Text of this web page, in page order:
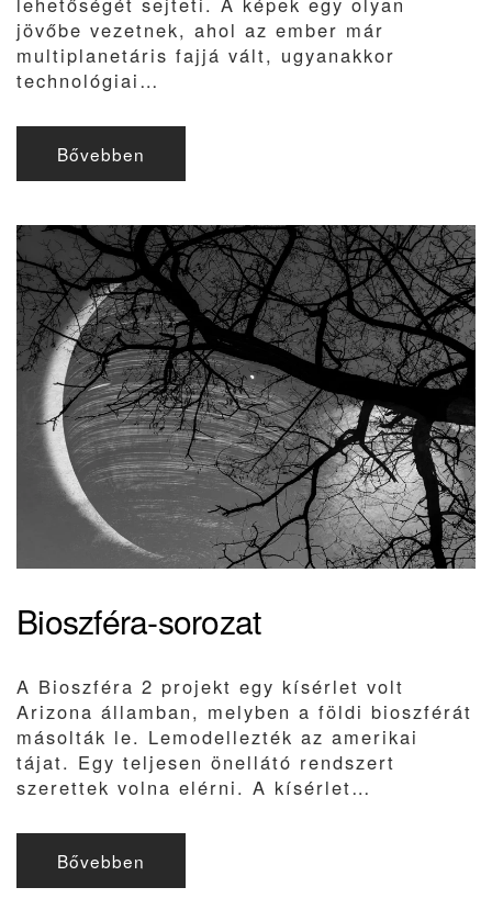
jövőbe vezetnek, ahol az ember már
multiplanetáris fajjá vált, ugyanakkor
technológiai…
Bővebben
Bioszféra-sorozat
A Bioszféra 2 projekt egy kísérlet volt
Arizona államban, melyben a földi bioszférát
másolták le. Lemodellezték az amerikai
tájat. Egy teljesen önellátó rendszert
szerettek volna elérni. A kísérlet…
Bővebben